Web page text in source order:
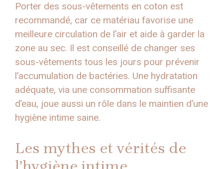
Porter des sous-vêtements en coton est
recommandé, car ce matériau favorise une
meilleure circulation de l’air et aide à garder la
zone au sec. Il est conseillé de changer ses
sous-vêtements tous les jours pour prévenir
l’accumulation de bactéries. Une hydratation
adéquate, via une consommation suffisante
d’eau, joue aussi un rôle dans le maintien d’une
hygiène intime saine.
Les mythes et vérités de